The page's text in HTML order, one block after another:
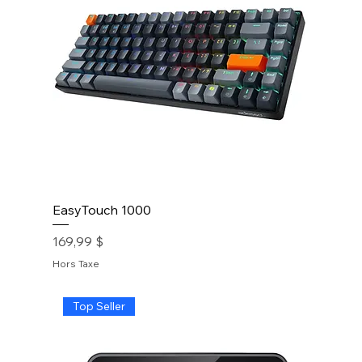
EasyTouch 1000
Prix
169,99 $
Hors Taxe
Top Seller